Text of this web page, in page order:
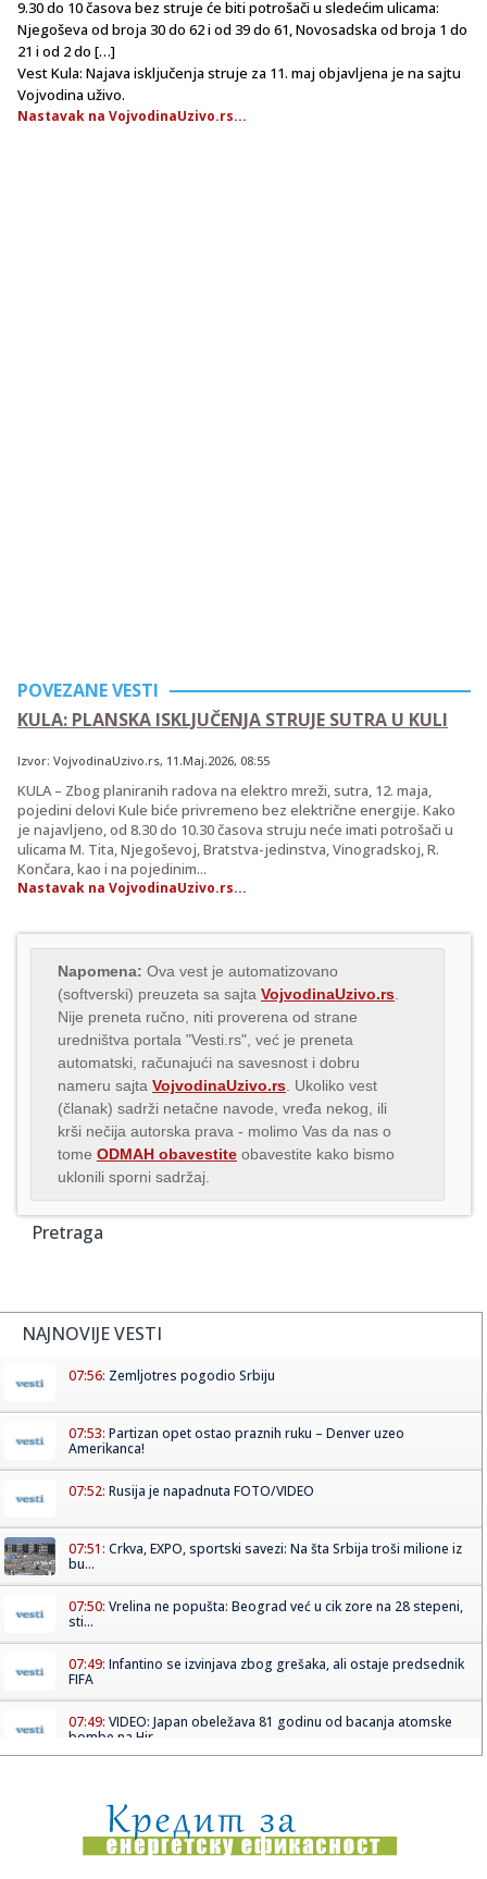
9.30 do 10 časova bez struje će biti potrošači u sledećim ulicama:
Njegoševa od broja 30 do 62 i od 39 do 61, Novosadska od broja 1 do
21 i od 2 do […]
Vest Kula: Najava isključenja struje za 11. maj objavljena je na sajtu
Vojvodina uživo.
Nastavak na VojvodinaUzivo.rs...
POVEZANE VESTI
KULA: PLANSKA ISKLJUČENJA STRUJE SUTRA U KULI
Izvor: VojvodinaUzivo.rs, 11.Maj.2026, 08:55
KULA – Zbog planiranih radova na elektro mreži, sutra, 12. maja,
pojedini delovi Kule biće privremeno bez električne energije. Kako
je najavljeno, od 8.30 do 10.30 časova struju neće imati potrošači u
ulicama M. Tita, Njegoševoj, Bratstva-jedinstva, Vinogradskoj, R.
Končara, kao i na pojedinim...
Nastavak na VojvodinaUzivo.rs...
Napomena: Ova vest je automatizovano
(softverski) preuzeta sa sajta VojvodinaUzivo.rs
Nije preneta ručno, niti proverena od strane
uredništva portala "Vesti.rs", već je preneta
automatski, računajući na savesnost i dobru
nameru sajta VojvodinaUzivo.rs . Ukoliko vest
(članak) sadrži netačne navode, vređa nekog, ili
krši nečija autorska prava - molimo Vas da nas o
tome ODMAH obavestite obavestite kako bismo
uklonili sporni sadržaj.
Pretraga
NAJNOVIJE VESTI
07:56: Zemljotres pogodio Srbiju
07:53: Partizan opet ostao praznih ruku – Denver uzeo
Amerikanca!
07:52: Rusija je napadnuta FOTO/VIDEO
07:51: Crkva, EXPO, sportski savezi: Na šta Srbija troši milione iz
bu...
07:50: Vrelina ne popušta: Beograd već u cik zore na 28 stepeni,
sti...
07:49: Infantino se izvinjava zbog grešaka, ali ostaje predsednik
FIFA
07:49: VIDEO: Japan obeležava 81 godinu od bacanja atomske
bombe na Hir...
07:48:Spejseksova raketa udarila u Mesec; NASA otkrila detalje